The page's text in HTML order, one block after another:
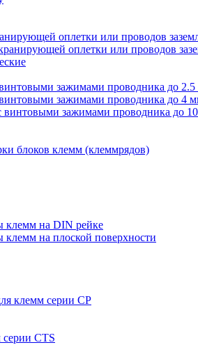
оплетки или проводов
оплетки или проводов
зажимами проводника до
зажимами проводника до 4
зажимами проводника до
блоков клемм (клеммрядов)
клемм на DIN рейке
на плоской поверхности
клемм серии CP
CTS